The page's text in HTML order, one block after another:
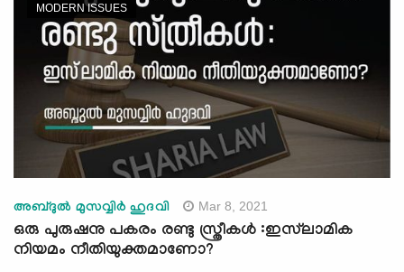
MODERN ISSUES
അബ്ദുൽ മുസവ്വിർ ഹുദവി Mar 8, 2021
ഒരു പുരുഷനു പകരം രണ്ടു സ്ത്രീകൾ :ഇസ്‌ലാമിക
നിയമം നീതിയുക്തമാണോ?